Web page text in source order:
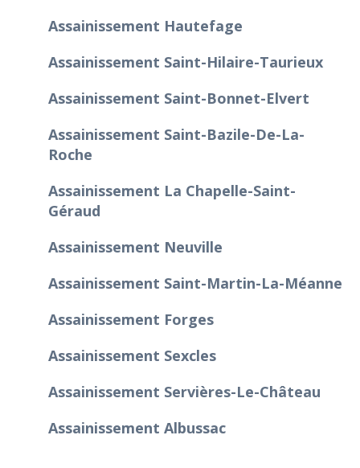
Assainissement Hautefage
Assainissement Saint-Hilaire-Taurieux
Assainissement Saint-Bonnet-Elvert
Assainissement Saint-Bazile-De-La-
Roche
Assainissement La Chapelle-Saint-
Géraud
Assainissement Neuville
Assainissement Saint-Martin-La-Méanne
Assainissement Forges
Assainissement Sexcles
Assainissement Servières-Le-Château
Assainissement Albussac